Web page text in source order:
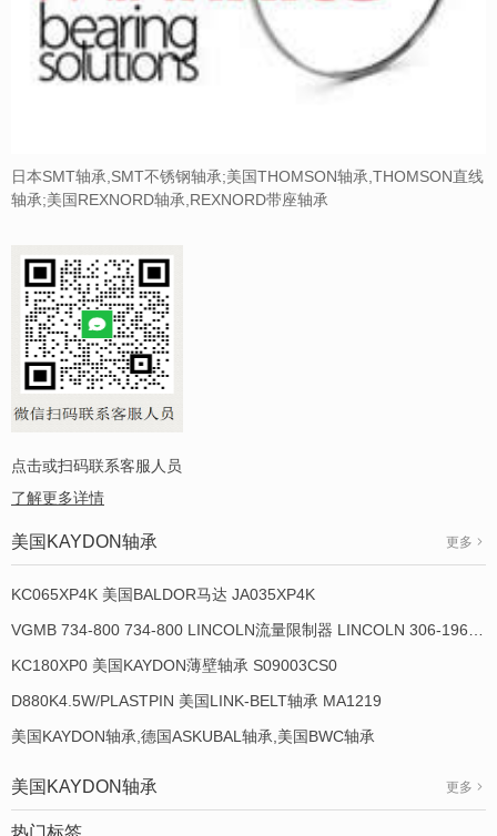
日本SMT轴承,SMT不锈钢轴承;美国THOMSON轴承,THOMSON直线
轴承;美国REXNORD轴承,REXNORD带座轴承
点击或扫码联系客服人员
了解更多详情
美国KAYDON轴承 更多
KC065XP4K 美国BALDOR马达 JA035XP4K
KC180XP0 美国KAYDON薄壁轴承 S09003CS0
D880K4.5W/PLASTPIN 美国LINK-BELT轴承 MA1219
美国KAYDON轴承,德国ASKUBAL轴承,美国BWC轴承
美国KAYDON轴承 更多
热门标签